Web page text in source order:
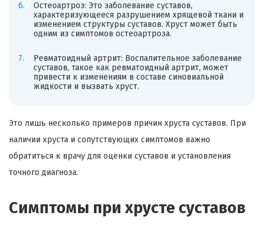
Остеоартроз: Это заболевание суставов,
характеризующееся разрушением хрящевой ткани и
изменением структуры суставов. Хруст может быть
одним из симптомов остеоартроза.
Ревматоидный артрит: Воспалительное заболевание
суставов, такое как ревматоидный артрит, может
привести к изменениям в составе синовиальной
жидкости и вызвать хруст.
Это лишь несколько примеров причин хруста суставов. При
наличии хруста и сопутствующих симптомов важно
обратиться к врачу для оценки суставов и установления
точного диагноза.
Симптомы при хрусте суставов